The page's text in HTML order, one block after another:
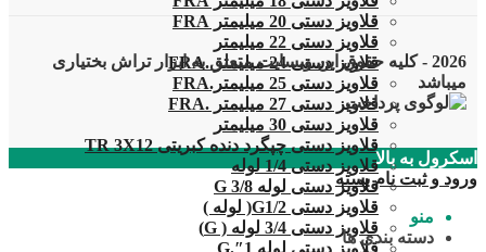
قلاویز دستی 20 میلیمتر FRA
قلاویز دستی 22 میلیمتر
قلاویز دستی 24 میلیمتر .FRA
قلاویز دستی 25 میلیمتر.FRA
قلاویز دستی 27 میلیمتر .FRA
قلاویز دستی 30 میلیمتر
قلاویز دستی چپگرد دنده کبریتی TR 3X12
قلاویز دستی 1/4 لوله
قلاویز دستی لوله G 3/8
قلاویز دستی G1/2( لوله )
قلاویز دستی 3/4 لوله ( G)
قلاویز دستی لوله 1″.G
2026 - کلیه حقوق این وبسایت متعلق به ابزار تراش بختیاری
میباشد
اسکرول به بالا
ورود و ثبت نام بسته
منو
دسته بندی ها